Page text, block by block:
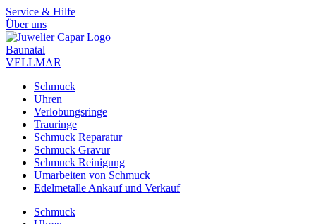
Zum
Inhalt
springen
Service & Hilfe
Über uns
Baunatal
VELLMAR
Schmuck
Uhren
Verlobungsringe
Trauringe
Schmuck Reparatur
Schmuck Gravur
Schmuck Reinigung
Umarbeiten von Schmuck
Edelmetalle Ankauf und Verkauf
Schmuck